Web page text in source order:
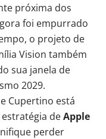
próxima dos
foi empurrado
o projeto de
Vision também
sua janela de
2029.
Cupertino está
deApple
perder